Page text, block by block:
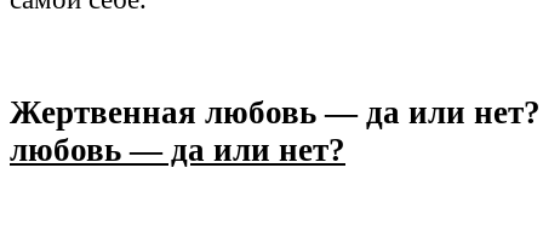
Жертвенная любовь — да или
любовь — да или нет?